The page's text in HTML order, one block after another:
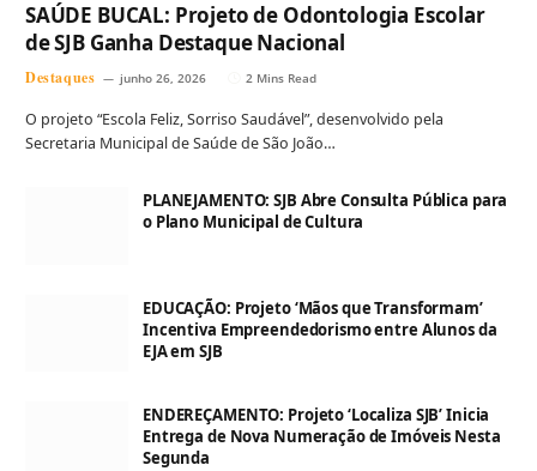
SAÚDE BUCAL: Projeto de Odontologia Escolar
de SJB Ganha Destaque Nacional
Destaques junho 26, 2026 2 Mins Read
O projeto “Escola Feliz, Sorriso Saudável”, desenvolvido pela
Secretaria Municipal de Saúde de São João…
PLANEJAMENTO: SJB Abre Consulta Pública para
o Plano Municipal de Cultura
EDUCAÇÃO: Projeto ‘Mãos que Transformam’
Incentiva Empreendedorismo entre Alunos da
EJA em SJB
ENDEREÇAMENTO: Projeto ‘Localiza SJB’ Inicia
Entrega de Nova Numeração de Imóveis Nesta
Segunda